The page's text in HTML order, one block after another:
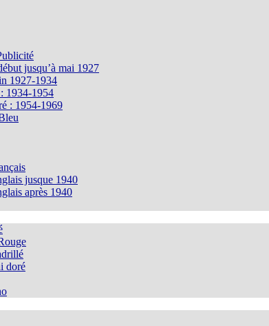
jusqu’à mai 1927
1927-1934
1934-1954
: 1954-1969
jusque 1940
après 1940
doré